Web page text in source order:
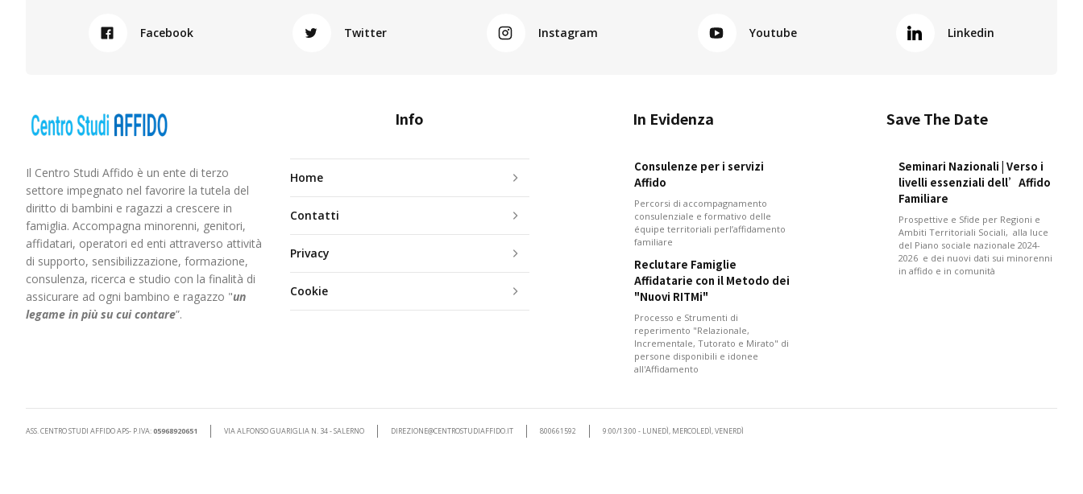
Facebook Twitter Instagram Youtube Linkedin
Il Centro Studi Affido è un ente di terzo
settore impegnato nel favorire la tutela del
diritto di bambini e ragazzi a crescere in
famiglia. Accompagna minorenni, genitori,
affidatari, operatori ed enti attraverso attività
di supporto, sensibilizzazione, formazione,
consulenza, ricerca e studio con la finalità di
assicurare ad ogni bambino e ragazzo "un
legame in più su cui contare”.
Info
Home
Contatti
Privacy
Cookie
In Evidenza
Consulenze per i servizi
Affido
Percorsi di accompagnamento
consulenziale e formativo delle
équipe territoriali perl’affidamento
familiare
Reclutare Famiglie
Affidatarie con il Metodo dei
"Nuovi RITMi"
Processo e Strumenti di
reperimento "Relazionale,
Incrementale, Tutorato e Mirato" di
persone disponibili e idonee
all'Affidamento
Save The Date
Seminari Nazionali | Verso i
livelli essenziali dell’Affido
Familiare
Prospettive e Sfide per Regioni e
Ambiti Territoriali Sociali, alla luce
del Piano sociale nazionale 2024-
2026 e dei nuovi dati sui minorenni
in affido e in comunità
ASS. CENTRO STUDI AFFIDO APS- P.IVA:05968920651 VIA ALFONSO GUARIGLIA N. 34 - SALERNO DIREZIONE@CENTROSTUDIAFFIDO.IT 800661592 9:00/13:00 - LUNEDÌ, MERCOLEDÌ, VENERDÌ